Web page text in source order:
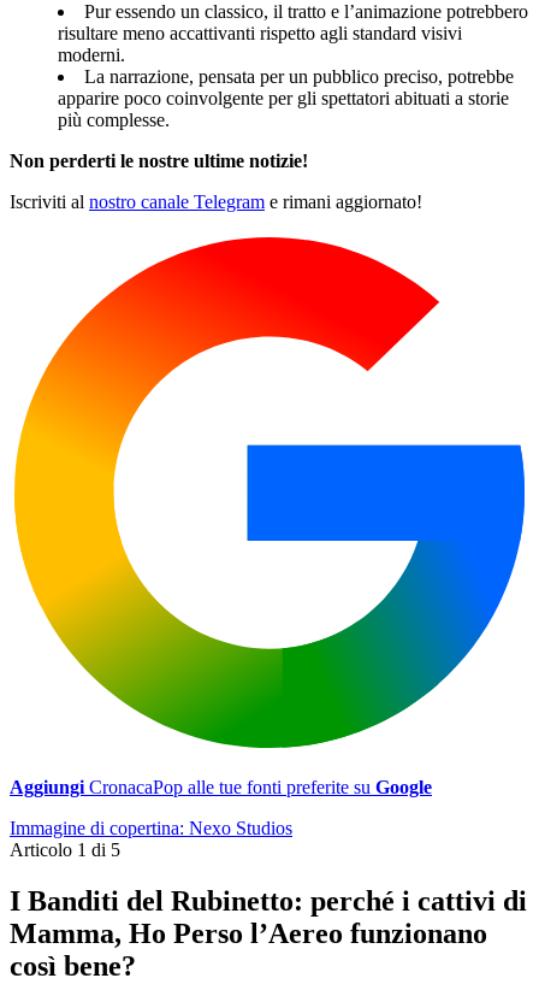
Pur essendo un classico, il tratto e l’animazione potrebbero
risultare meno accattivanti rispetto agli standard visivi
moderni.
La narrazione, pensata per un pubblico preciso, potrebbe
apparire poco coinvolgente per gli spettatori abituati a storie
più complesse.
Non perderti le nostre ultime notizie!
Iscriviti al nostro canale Telegram e rimani aggiornato!
Aggiungi CronacaPop alle tue fonti preferite su Google
Immagine di copertina: Nexo Studios
Articolo 1 di 5
I Banditi del Rubinetto: perché i cattivi di
Mamma, Ho Perso l’Aereo funzionano
così bene?